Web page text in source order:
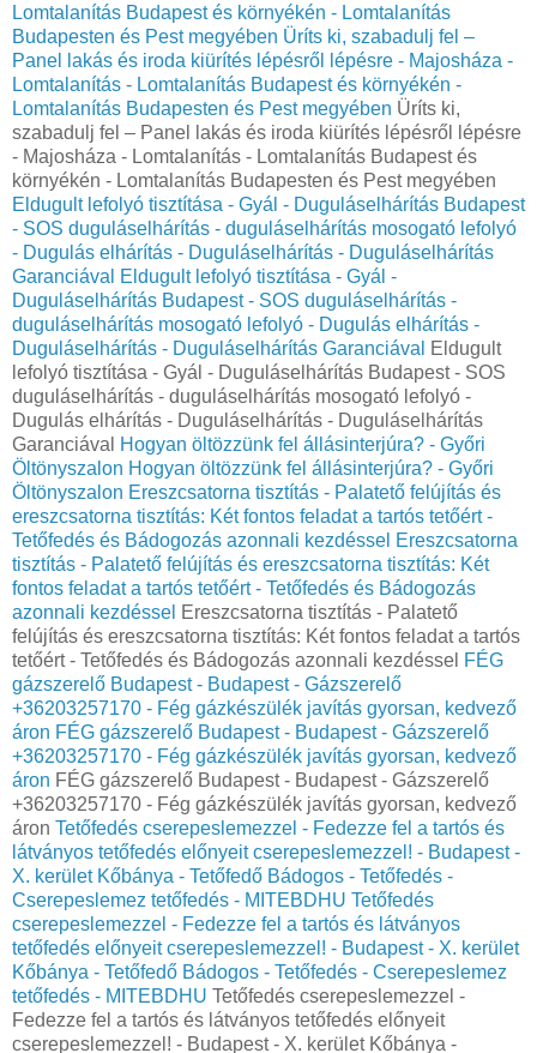
Lomtalanítás Budapest és környékén - Lomtalanítás
Budapesten és Pest megyében Üríts ki, szabadulj fel –
Panel lakás és iroda kiürítés lépésről lépésre - Majosháza -
Lomtalanítás - Lomtalanítás Budapest és környékén -
Lomtalanítás Budapesten és Pest megyében Üríts ki,
szabadulj fel – Panel lakás és iroda kiürítés lépésről lépésre
- Majosháza - Lomtalanítás - Lomtalanítás Budapest és
környékén - Lomtalanítás Budapesten és Pest megyében
Eldugult lefolyó tisztítása - Gyál - Duguláselhárítás Budapest
- SOS duguláselhárítás - duguláselhárítás mosogató lefolyó
- Dugulás elhárítás - Duguláselhárítás - Duguláselhárítás
Garanciával
Eldugult lefolyó tisztítása - Gyál -
Duguláselhárítás Budapest - SOS duguláselhárítás -
duguláselhárítás mosogató lefolyó - Dugulás elhárítás -
Duguláselhárítás - Duguláselhárítás Garanciával
Eldugult
lefolyó tisztítása - Gyál - Duguláselhárítás Budapest - SOS
duguláselhárítás - duguláselhárítás mosogató lefolyó -
Dugulás elhárítás - Duguláselhárítás - Duguláselhárítás
Garanciával
Hogyan öltözzünk fel állásinterjúra? - Győri
Öltönyszalon Hogyan öltözzünk fel állásinterjúra? - Győri
Öltönyszalon Ereszcsatorna tisztítás - Palatető felújítás és
ereszcsatorna tisztítás: Két fontos feladat a tartós tetőért -
Tetőfedés és Bádogozás azonnali kezdéssel Ereszcsatorna
tisztítás - Palatető felújítás és ereszcsatorna tisztítás: Két
fontos feladat a tartós tetőért - Tetőfedés és Bádogozás
azonnali kezdéssel Ereszcsatorna tisztítás - Palatető
felújítás és ereszcsatorna tisztítás: Két fontos feladat a tartós
tetőért - Tetőfedés és Bádogozás azonnali kezdéssel FÉG
gázszerelő Budapest - Budapest - Gázszerelő
+36203257170 - Fég gázkészülék javítás gyorsan, kedvező
áron FÉG gázszerelő Budapest - Budapest - Gázszerelő
+36203257170 - Fég gázkészülék javítás gyorsan, kedvező
áron FÉG gázszerelő Budapest - Budapest - Gázszerelő
+36203257170 - Fég gázkészülék javítás gyorsan, kedvező
áron Tetőfedés cserepeslemezzel - Fedezze fel a tartós és
látványos tetőfedés előnyeit cserepeslemezzel! - Budapest -
X. kerület Kőbánya - Tetőfedő Bádogos - Tetőfedés -
Cserepeslemez tetőfedés - MITEBDHU Tetőfedés
cserepeslemezzel - Fedezze fel a tartós és látványos
tetőfedés előnyeit cserepeslemezzel! - Budapest - X. kerület
Kőbánya - Tetőfedő Bádogos - Tetőfedés - Cserepeslemez
tetőfedés - MITEBDHU Tetőfedés cserepeslemezzel -
Fedezze fel a tartós és látványos tetőfedés előnyeit
cserepeslemezzel! - Budapest - X. kerület Kőbánya -